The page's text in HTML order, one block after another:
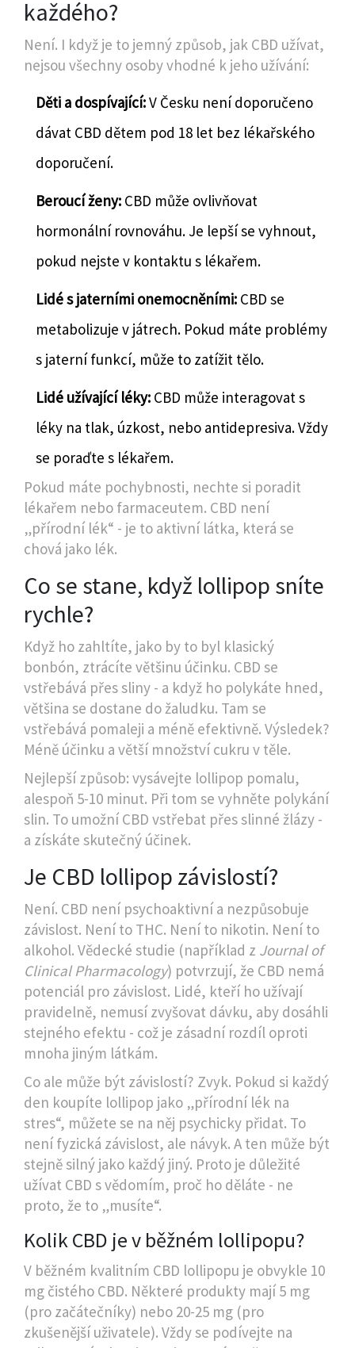
každého?
Není. I když je to jemný způsob, jak CBD užívat,
nejsou všechny osoby vhodné k jeho užívání:
Děti a dospívající:V Česku není doporučeno
dávat CBD dětem pod 18 let bez lékařského
doporučení.
Beroucí ženy: CBD může ovlivňovat
hormonální rovnováhu. Je lepší se vyhnout,
pokud nejste v kontaktu s lékařem.
Lidé s jaterními onemocněními: CBD se
metabolizuje v játrech. Pokud máte problémy
s jaterní funkcí, může to zatížit tělo.
Lidé užívající léky: CBD může interagovat s
léky na tlak, úzkost, nebo antidepresiva. Vždy
se poraďte s lékařem.
Pokud máte pochybnosti, nechte si poradit
lékařem nebo farmaceutem. CBD není
„přírodní lék“ - je to aktivní látka, která se
chová jako lék.
Co se stane, když lollipop sníte
rychle?
Když ho zahltíte, jako by to byl klasický
bonbón, ztrácíte většinu účinku. CBD se
vstřebává přes sliny - a když ho polykáte hned,
většina se dostane do žaludku. Tam se
vstřebává pomaleji a méně efektivně. Výsledek?
Méně účinku a větší množství cukru v těle.
Nejlepší způsob: vysávejte lollipop pomalu,
alespoň 5-10 minut. Při tom se vyhněte polykání
slin. To umožní CBD vstřebat přes slinné žlázy -
a získáte skutečný účinek.
Je CBD lollipop závislostí?
Není. CBD není psychoaktivní a nezpůsobuje
závislost. Není to THC. Není to nikotin. Není to
alkohol. Vědecké studie (například z Journal of
Clinical Pharmacology) potvrzují, že CBD nemá
potenciál pro závislost. Lidé, kteří ho užívají
pravidelně, nemusí zvyšovat dávku, aby dosáhli
stejného efektu - což je zásadní rozdíl oproti
mnoha jiným látkám.
Co ale může být závislostí? Zvyk. Pokud si každý
den koupíte lollipop jako „přírodní lék na
stres“, můžete se na něj psychicky přidat. To
není fyzická závislost, ale návyk. A ten může být
stejně silný jako každý jiný. Proto je důležité
užívat CBD s vědomím, proč ho děláte - ne
proto, že to „musíte“.
Kolik CBD je v běžném lollipopu?
V běžném kvalitním CBD lollipopu je obvykle 10
mg čistého CBD. Některé produkty mají 5 mg
(pro začátečníky) nebo 20-25 mg (pro
zkušenější uživatele). Vždy se podívejte na